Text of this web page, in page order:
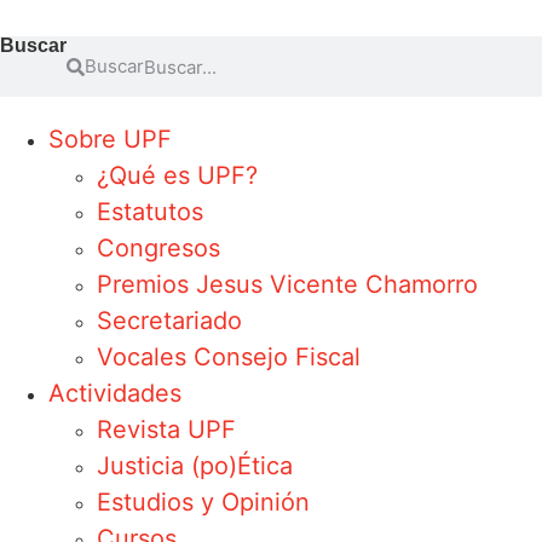
Buscar
Buscar
Sobre UPF
¿Qué es UPF?
Estatutos
Congresos
Premios Jesus Vicente Chamorro
Secretariado
Vocales Consejo Fiscal
Actividades
Revista UPF
Justicia (po)Ética
Estudios y Opinión